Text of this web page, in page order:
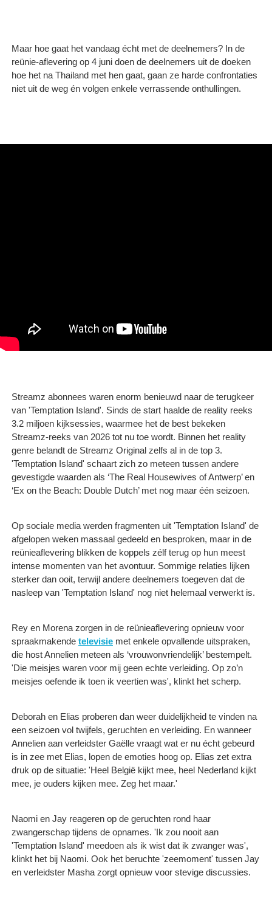
Maar hoe gaat het vandaag écht met de deelnemers? In de
reünie-aflevering op 4 juni doen de deelnemers uit de doeken
hoe het na Thailand met hen gaat, gaan ze harde confrontaties
niet uit de weg én volgen enkele verrassende onthullingen.
Streamz abonnees waren enorm benieuwd naar de terugkeer
van 'Temptation Island'. Sinds de start haalde de reality reeks
3.2 miljoen kijksessies, waarmee het de best bekeken
Streamz-reeks van 2026 tot nu toe wordt. Binnen het reality
genre belandt de Streamz Original zelfs al in de top 3.
'Temptation Island' schaart zich zo meteen tussen andere
gevestigde waarden als ‘The Real Housewives of Antwerp’ en
‘Ex on the Beach: Double Dutch’ met nog maar één seizoen.
Op sociale media werden fragmenten uit 'Temptation Island' de
afgelopen weken massaal gedeeld en besproken, maar in de
reünieaflevering blikken de koppels zélf terug op hun meest
intense momenten van het avontuur. Sommige relaties lijken
sterker dan ooit, terwijl andere deelnemers toegeven dat de
nasleep van 'Temptation Island' nog niet helemaal verwerkt is.
Rey en Morena zorgen in de reünieaflevering opnieuw voor
spraakmakende televisie met enkele opvallende uitspraken,
die host Annelien meteen als ‘vrouwonvriendelijk’ bestempelt.
'Die meisjes waren voor mij geen echte verleiding. Op zo’n
meisjes oefende ik toen ik veertien was', klinkt het scherp.
Deborah en Elias proberen dan weer duidelijkheid te vinden na
een seizoen vol twijfels, geruchten en verleiding. En wanneer
Annelien aan verleidster Gaëlle vraagt wat er nu écht gebeurd
is in zee met Elias, lopen de emoties hoog op. Elias zet extra
druk op de situatie: 'Heel België kijkt mee, heel Nederland kijkt
mee, je ouders kijken mee. Zeg het maar.'
Naomi en Jay reageren op de geruchten rond haar
zwangerschap tijdens de opnames. 'Ik zou nooit aan
'Temptation Island' meedoen als ik wist dat ik zwanger was',
klinkt het bij Naomi. Ook het beruchte 'zeemoment' tussen Jay
en verleidster Masha zorgt opnieuw voor stevige discussies. ​